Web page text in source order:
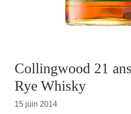
Collingwood 21
Rye Whisky
15 juin 2014